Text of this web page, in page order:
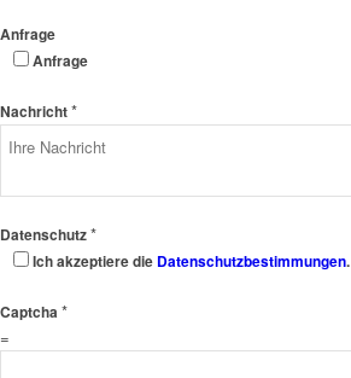
Anfrage
Anfrage
Nachricht*
Datenschutz*
Ich akzeptiere die Datenschutzbestimmungen.
Captcha *
=